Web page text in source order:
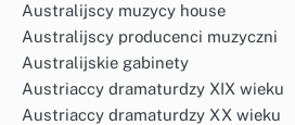
Australijscy muzycy house
Australijscy producenci muzyczni
Australijskie gabinety
Austriaccy dramaturdzy XIX wieku
Austriaccy dramaturdzy XX wieku